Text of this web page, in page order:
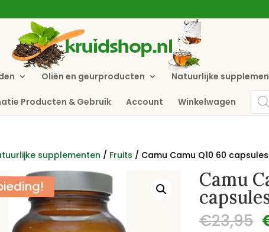
Oliën en geurproducten Natuurlijke
Producten & Gebruik Account Winkelwagen
supplementen / Fruits / Camu Camu Q10 60 capsules
Camu
€23,95